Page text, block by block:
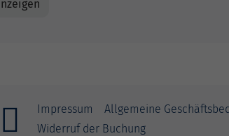
Impressum Allgemeine
Widerruf der Buchung